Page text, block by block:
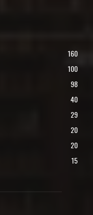
160
100
98
40
29
20
20
15